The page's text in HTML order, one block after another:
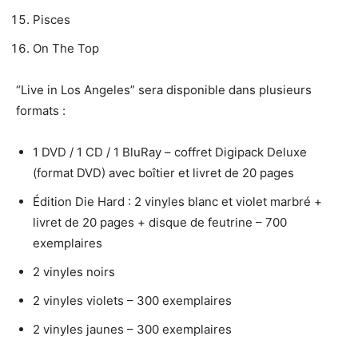
Pisces
On The Top
“Live in Los Angeles” sera disponible dans plusieurs
formats :
1 DVD / 1 CD / 1 BluRay – coffret Digipack Deluxe
(format DVD) avec boîtier et livret de 20 pages
Édition Die Hard : 2 vinyles blanc et violet marbré +
livret de 20 pages + disque de feutrine – 700
exemplaires
2 vinyles noirs
2 vinyles violets – 300 exemplaires
2 vinyles jaunes – 300 exemplaires